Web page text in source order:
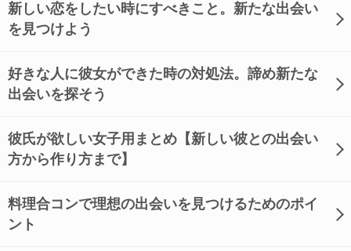
新しい恋をしたい時にすべきこと。新たな出会い
を見つけよう
好きな人に彼女ができた時の対処法。諦め新たな
出会いを探そう
彼氏が欲しい女子用まとめ【新しい彼との出会い
方から作り方まで】
料理合コンで理想の出会いを見つけるためのポイ
ント